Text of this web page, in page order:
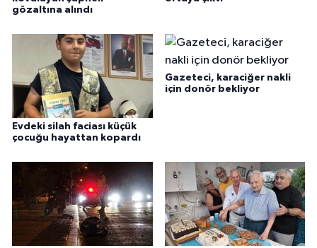
gözaltına alındı
Evdeki silah faciası küçük
çocuğu hayattan kopardı
Gazeteci, karaciğer nakli
için donör bekliyor